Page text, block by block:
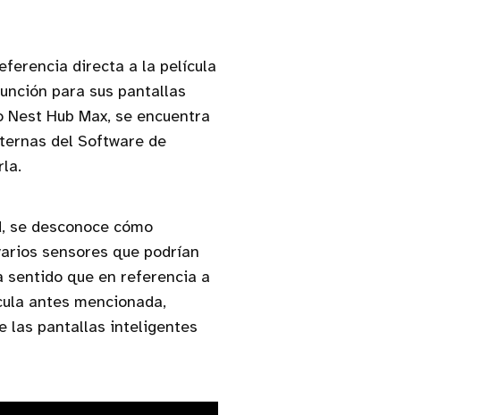
directa a la película
para sus pantallas
Hub Max, se encuentra
del Software de
se desconoce cómo
sensores que podrían
sentido que en referencia a
antes mencionada,
las pantallas inteligentes